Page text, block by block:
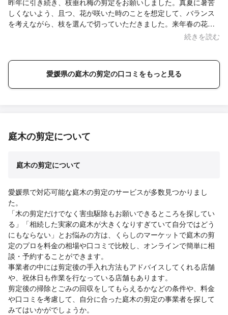
しくないよう、且つ、花が咲いた時のことを想定して、バランス
を考えながら、枝を選んで切っていただきました。来年春の花が
咲く時期が楽しみです。また、機会があれば、よろしくお願いい
続きを読む
愛媛県の庭木の剪定の口コミをもっと見る
庭木の剪定について
庭木の剪定について
愛媛県で対応可能な庭木の剪定のサービスが多数見つかりまし
た。
「木の剪定だけでなく害虫駆除もお願いできるところを探してい
る」「相続した実家の庭木が大きくなりすぎていて自分ではどう
にもならない」とお悩みの方は、くらしのマーケットで庭木の剪
定のプロを料金の相場や口コミで比較し、オンラインで簡単に相
談・予約することができます。
事業者の中には剪定後の手入れ方法もアドバイスしてくれる店舗
や、祝休日も作業を行なっている店舗もあります。
剪定後の掃除とごみの回収をしてもらえるかなどの条件や、料金
や口コミを考慮して、自分に合った庭木の剪定の事業者を探して
みてはいかがでしょうか。